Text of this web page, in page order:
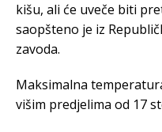
kišu, ali će uveče biti
saopšteno je iz
zavoda.
Maksimalna
višim predjelima od 17